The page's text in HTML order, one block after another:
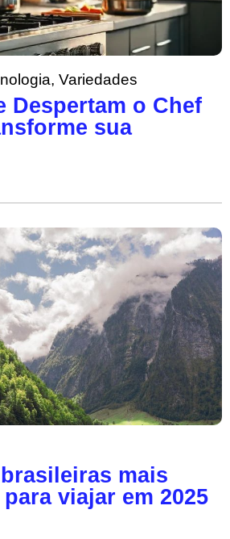
, Variedades
Despertam o Chef
sua
mais
viajar em 2025